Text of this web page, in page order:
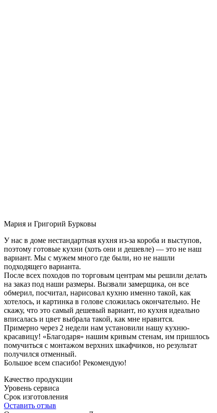
Мария и Григорий Бурковы
У нас в доме нестандартная кухня из-за короба и выступов,
поэтому готовые кухни (хоть они и дешевле) — это не наш
вариант. Мы с мужем много где были, но не нашли
подходящего варианта.
После всех походов по торговым центрам мы решили делать
на заказ под наши размеры. Вызвали замерщика, он все
обмерил, посчитал, нарисовал кухню именно такой, как
хотелось, и картинка в голове сложилась окончательно. Не
скажу, что это самый дешевый вариант, но кухня идеально
вписалась и цвет выбрала такой, как мне нравится.
Примерно через 2 недели нам установили нашу кухню-
красавицу! «Благодаря» нашим кривым стенам, им пришлось
помучиться с монтажом верхних шкафчиков, но результат
получился отменный.
Большое всем спасибо! Рекомендую!
Качество продукции
Уровень сервиса
Срок изготовления
Оставить отзыв